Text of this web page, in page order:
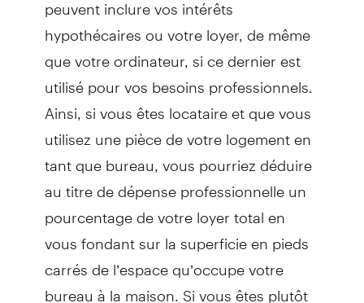
hypothécaires ou votre loyer, de même
que votre ordinateur, si ce dernier est
utilisé pour vos besoins professionnels.
Ainsi, si vous êtes locataire et que vous
utilisez une pièce de votre logement en
tant que bureau, vous pourriez déduire
au titre de dépense professionnelle un
pourcentage de votre loyer total en
vous fondant sur la superficie en pieds
carrés de l’espace qu’occupe votre
bureau à la maison. Si vous êtes plutôt